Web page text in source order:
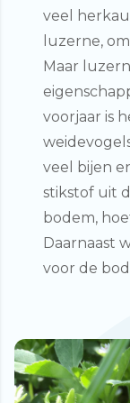
veel
luzerne,
Maar
voorjaar is
veel bijen
stikstof uit
bodem,
Daarnaast
voor de